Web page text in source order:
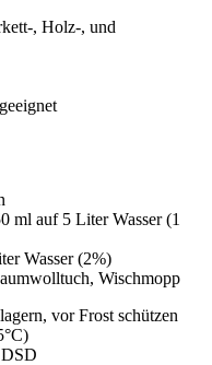
, Holz-, und
ml auf 5 Liter Wasser (1
Wasser (2%)
Wischmopp
vor Frost schützen